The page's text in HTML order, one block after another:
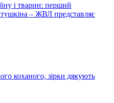
і тварин: перший
– ЖВЛ представляє
коханого, зірки дякують